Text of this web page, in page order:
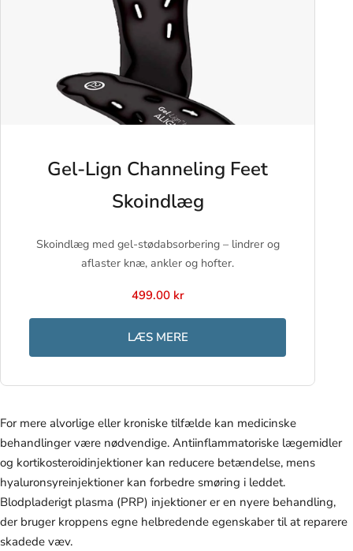
Gel-Lign Channeling Feet
Skoindlæg
Skoindlæg med gel-stødabsorbering – lindrer og
aflaster knæ, ankler og hofter.
499.00 kr
LÆS MERE
For mere alvorlige eller kroniske tilfælde kan medicinske
behandlinger være nødvendige. Antiinflammatoriske lægemidler
og kortikosteroidinjektioner kan reducere betændelse, mens
hyaluronsyreinjektioner kan forbedre smøring i leddet.
Blodpladerigt plasma (PRP) injektioner er en nyere behandling,
der bruger kroppens egne helbredende egenskaber til at reparere
skadede væv.